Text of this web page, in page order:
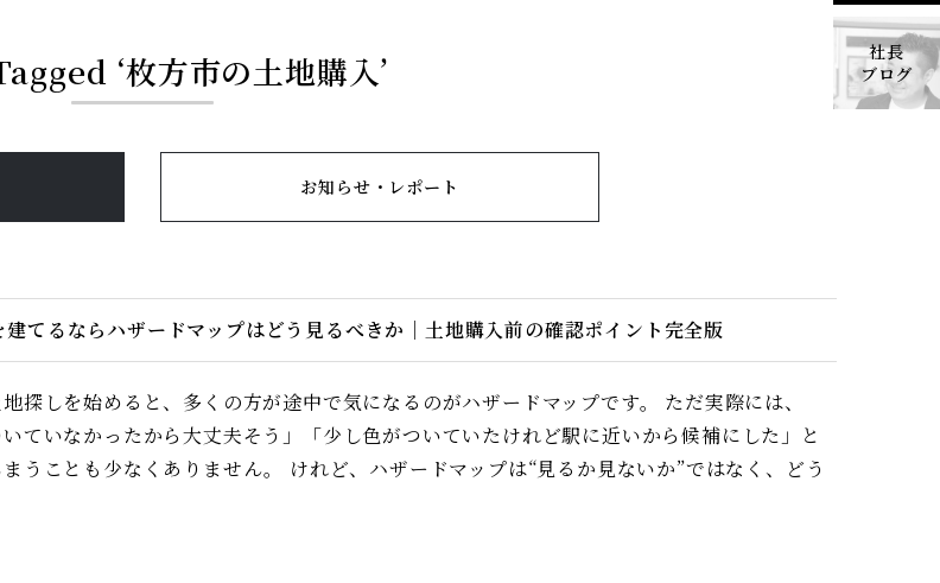
‘枚方市の土地購入’
お知らせ・レポート
てるならハザードマップはどう見るべきか｜土地購入前の確認ポイント完全版
探しを始めると、多くの方が途中で気になるのがハザードマップです。 ただ実際には、
いていなかったから大丈夫そう」「少し色がついていたけれど駅に近いから候補にした」と
うことも少なくありません。 けれど、ハザードマップは“見るか見ないか”ではなく、どう
社長
ブログ